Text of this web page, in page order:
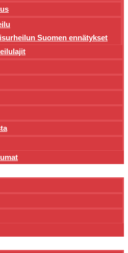
Suomen ennätykset